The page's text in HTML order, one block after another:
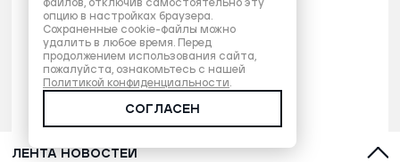
ЛЕНТА НОВОСТЕЙ
файлов, отключив самостоятельно эту
опцию в настройках браузера.
Сохраненные cookie-файлы можно
удалить в любое время. Перед
продолжением использования сайта,
пожалуйста, ознакомьтесь с нашей
Политикой конфиденциальности.
СОГЛАСЕН